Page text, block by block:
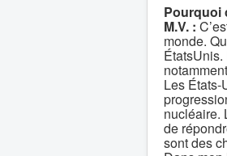
Pourquoi
M.V. :
monde.
Les États-
nucléaire.
de
sont des